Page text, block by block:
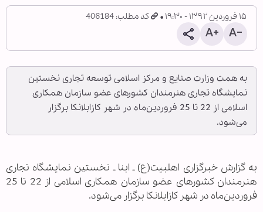
۱۵ فروردین ۱۳۹۲ - ۱۹:۳۰ کد مطلب: 406184
به همت وزارت صنايع و مركز اسلامی توسعه تجاری نخستين
نمايشگاه تجاری هنرمندان كشورهای عضو سازمان همكاری
اسلامی از 22 تا 25 فروردين‌ماه در شهر كازابلانكا برگزار
می‌شود.
به گزارش خبرگزاری اهل‏بیت(ع) ـ ابنا ـ نخستين نمايشگاه تجاری
هنرمندان كشورهای عضو سازمان همكاری اسلامی از 22 تا 25
فروردين‌ماه در شهر كازابلانكا برگزار می‌شود.